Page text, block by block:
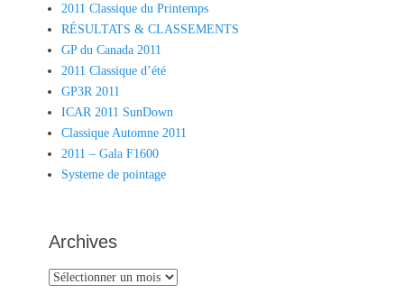
2011 Classique du Printemps
RÉSULTATS & CLASSEMENTS
GP du Canada 2011
2011 Classique d’été
GP3R 2011
ICAR 2011 SunDown
Classique Automne 2011
2011 – Gala F1600
Systeme de pointage
Archives
Archives